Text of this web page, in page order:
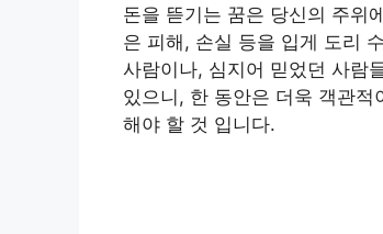
돈을 뜯기는 꿈은 당신의 주위
은 피해, 손실 등을 입게 도리
사람이나, 심지어 믿었던 사람
있으니, 한 동안은 더욱 객관
해야 할 것 입니다.